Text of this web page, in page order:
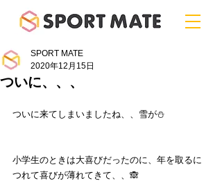
ついに、、、
SPORT MATE
2020年12月15日
ついに来てしまいましたね、、雪が⛄️
小学生のときは大喜びだったのに、年を取るに
つれて喜びが薄れてきて、、🙈